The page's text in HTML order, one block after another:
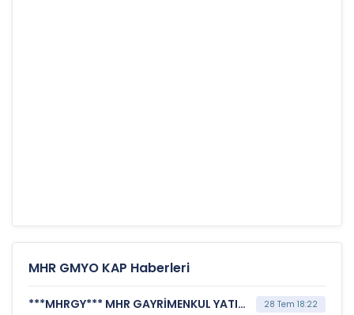
MHR GMYO KAP Haberleri
***MHRGY*** MHR GAYRİMENKUL YATIRIM ORTAKLIĞI A.Ş. (İlişkili Taraf İşlemleri) 28 Tem 18:22